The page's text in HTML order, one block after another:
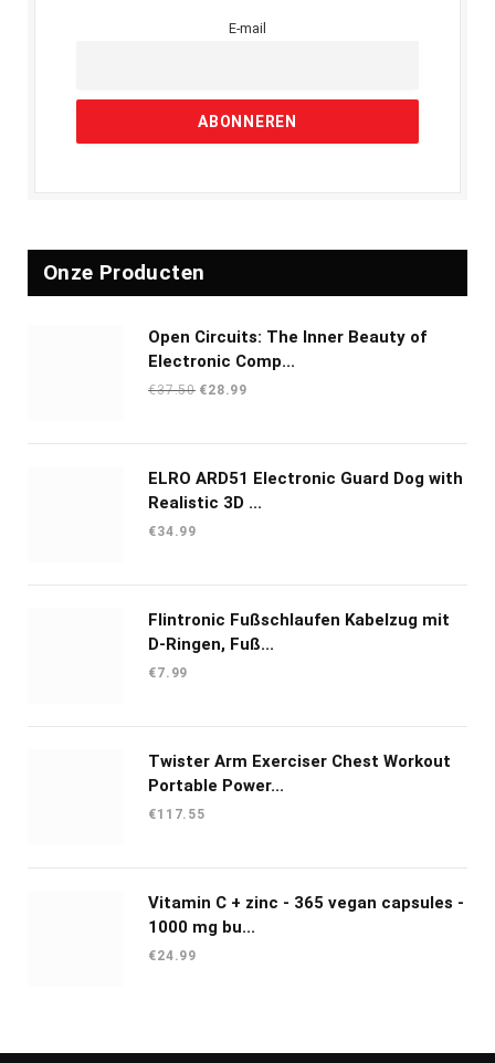
E-mail
Onze Producten
Open Circuits: The Inner Beauty of
Electronic Comp...
€37.50 Oorspronkelijke
€28.99
ELRO ARD51 Electronic Guard Dog with
Realistic 3D ...
€34.99
Flintronic Fußschlaufen Kabelzug mit
D-Ringen, Fuß...
€7.99
Twister Arm Exerciser Chest Workout
Portable Power...
€117.55
Vitamin C + zinc - 365 vegan capsules -
1000 mg bu...
€24.99